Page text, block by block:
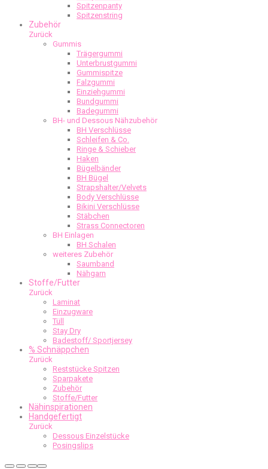
Spitzenpanty
Spitzenstring
Zubehör
Zurück
Gummis
Trägergummi
Unterbrustgummi
Gummispitze
Falzgummi
Einziehgummi
Bundgummi
Badegummi
BH- und Dessous Nähzubehör
BH Verschlüsse
Schleifen & Co.
Ringe & Schieber
Haken
Bügelbänder
BH Bügel
Strapshalter/Velvets
Body Verschlüsse
Bikini Verschlüsse
Stäbchen
Strass Connectoren
BH Einlagen
BH Schalen
weiteres Zubehör
Saumband
Nähgarn
Stoffe/Futter
Zurück
Laminat
Einzugware
Tüll
Stay Dry
Badestoff/ Sportjersey
% Schnäppchen
Zurück
Reststücke Spitzen
Sparpakete
Zubehör
Stoffe/Futter
Nähinspirationen
Handgefertigt
Zurück
Dessous Einzelstücke
Posingslips